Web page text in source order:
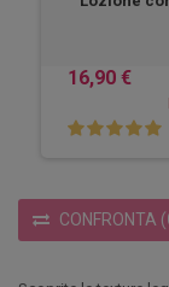
16,90 €
CONFRONTA (